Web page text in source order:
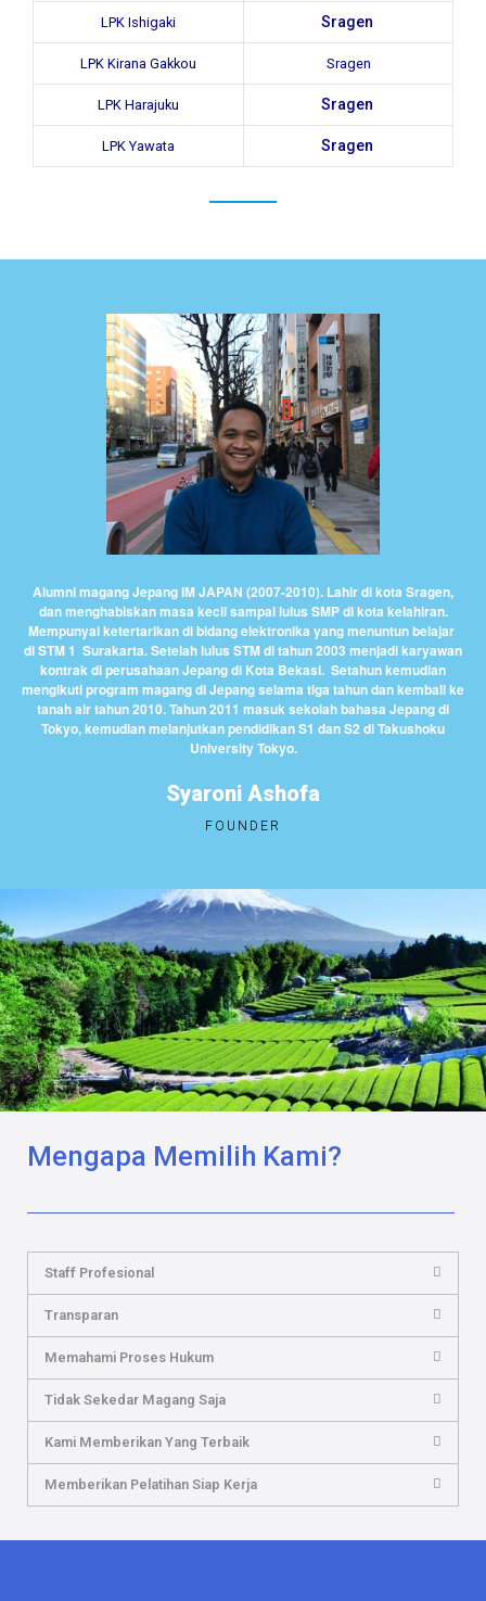
LPK Ishigaki Sragen
LPK Kirana Gakkou Sragen
LPK Harajuku Sragen
LPK Yawata Sragen
Alumni magang Jepang IM JAPAN (2007-2010). Lahir di kota Sragen,
dan menghabiskan masa kecil sampai lulus SMP di kota kelahiran.
Mempunyai ketertarikan di bidang elektronika yang menuntun belajar
di STM 1 Surakarta. Setelah lulus STM di tahun 2003 menjadi karyawan
kontrak di perusahaan Jepang di Kota Bekasi. Setahun kemudian
mengikuti program magang di Jepang selama tiga tahun dan kembali ke
tanah air tahun 2010. Tahun 2011 masuk sekolah bahasa Jepang di
Tokyo, kemudian melanjutkan pendidikan S1 dan S2 di Takushoku
University Tokyo.
Syaroni Ashofa
FOUNDER
Mengapa Memilih Kami?
Staff Profesional
Transparan
Memahami Proses Hukum
Tidak Sekedar Magang Saja
Kami Memberikan Yang Terbaik
Memberikan Pelatihan Siap Kerja